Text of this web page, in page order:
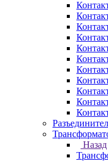
Назад